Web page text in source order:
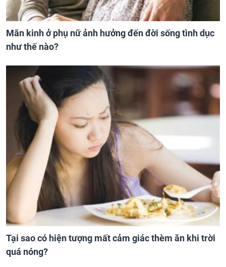
Mãn kinh ở phụ nữ ảnh hưởng đến đời sống tình dục
như thế nào?
Tại sao có hiện tượng mất cảm giác thèm ăn khi trời
quá nóng?